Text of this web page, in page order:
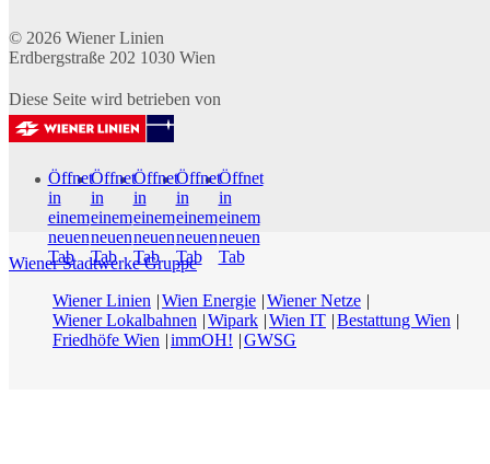
© 2026 Wiener Linien
Erdbergstraße 202 1030 Wien
Diese Seite wird betrieben von
Öffnet
in
einem
neuen
Tab
Öffnet
in
einem
neuen
Tab
Öffnet
in
einem
neuen
Tab
Öffnet
in
einem
neuen
Tab
Öffnet
in
einem
neuen
Tab
Wiener Stadtwerke Gruppe
Wiener Linien
Wien Energie Wiener Netze
Wiener Lokalbahnen
Wipark Wien IT Bestattung Wien
Friedhöfe Wien
immOH! GWSG